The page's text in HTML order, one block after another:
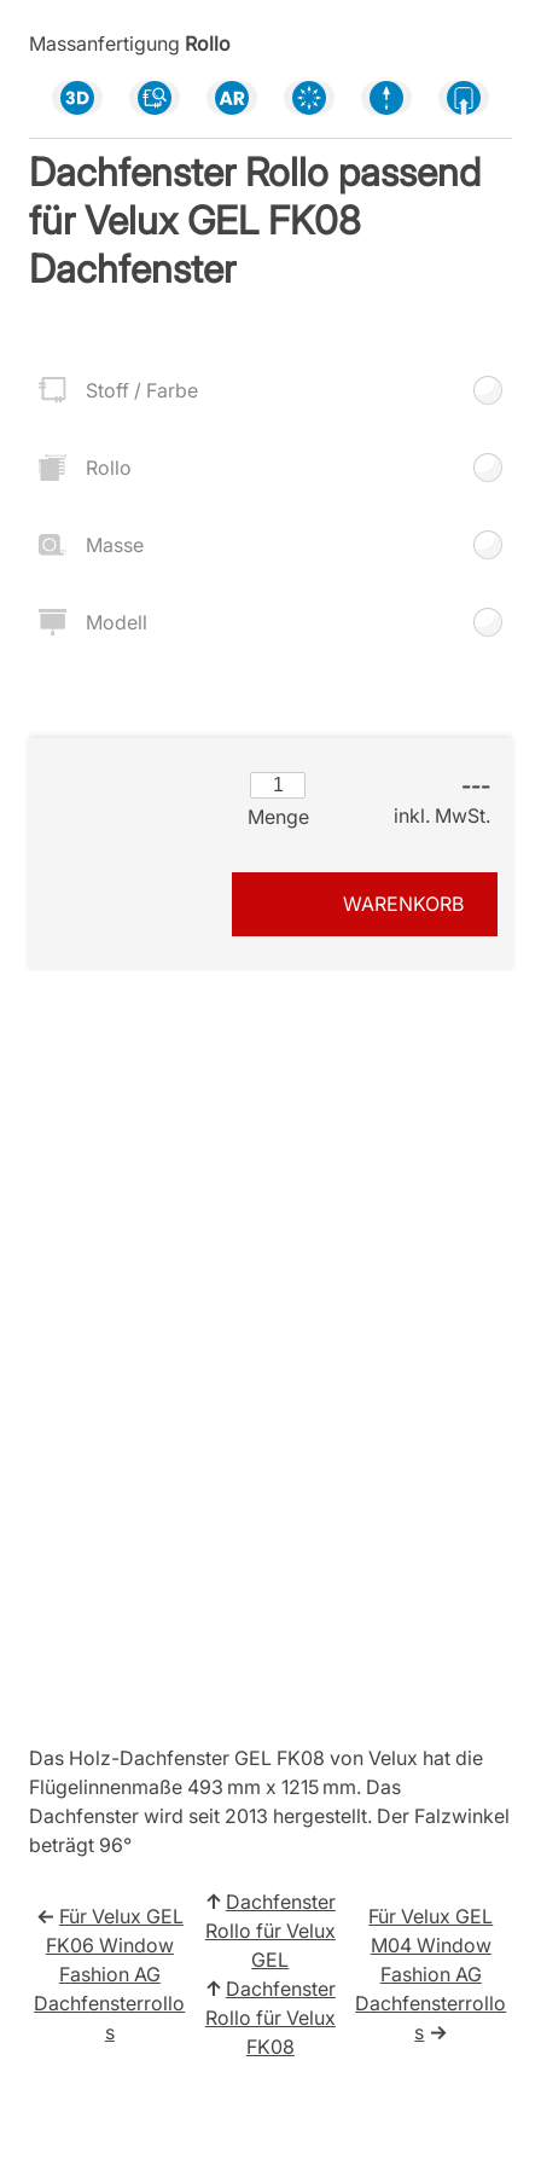
Massanfertigung Rollo
Dachfenster Rollo passend
für Velux GEL FK08
Dachfenster
Stoff / Farbe
Rollo
Masse
Modell
Menge
---
inkl. MwSt.
WARENKORB
Das Holz-Dachfenster GEL FK08 von Velux hat die
Flügelinnenmaße 493 mm x 1215 mm. Das
Dachfenster wird seit 2013 hergestellt. Der Falzwinkel
beträgt 96°
← Für Velux GEL
FK06 Window
Fashion AG
Dachfensterrollo
s
↑ Dachfenster
Rollo für Velux
GEL
↑ Dachfenster
Rollo für Velux
FK08
Für Velux GEL
M04 Window
Fashion AG
Dachfensterrollo
s →